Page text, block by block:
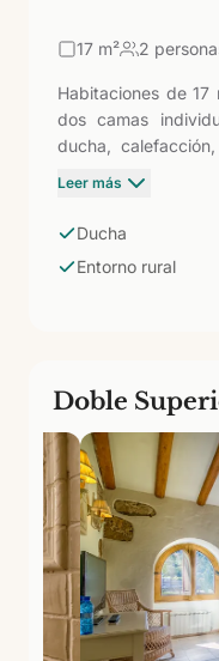
17 m² 2
Habitaciones de
dos camas
ducha,
intermedio entre la
volcánico de
Leer más
Ducha
Entorno rural
Doble